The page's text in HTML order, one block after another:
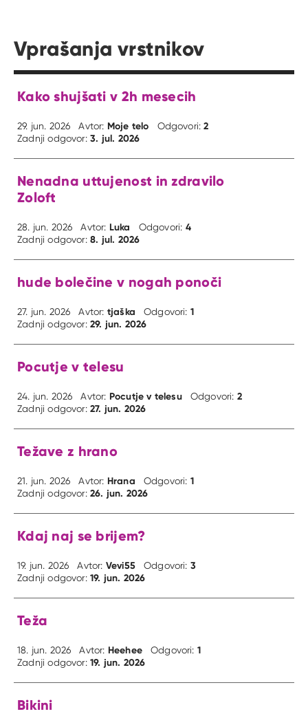
Vprašanja vrstnikov
Kako shujšati v 2h mesecih
29. jun. 2026 Avtor: Moje telo Odgovori:2
Zadnji odgovor:3. jul. 2026
Nenadna uttujenost in zdravilo
Zoloft
28. jun. 2026 Avtor: Luka Odgovori: 4
Zadnji odgovor:8. jul. 2026
hude bolečine v nogah ponoči
27. jun. 2026 Avtor: tjaška Odgovori: 1
Zadnji odgovor:29. jun. 2026
Pocutje v telesu
24. jun. 2026 Avtor: Pocutje v telesu Odgovori: 2
Zadnji odgovor:27. jun. 2026
Težave z hrano
21. jun. 2026 Avtor: Hrana Odgovori: 1
Zadnji odgovor:26. jun. 2026
Kdaj naj se brijem?
19. jun. 2026 Avtor: Vevi55 Odgovori: 3
Zadnji odgovor:19. jun. 2026
Teža
18. jun. 2026 Avtor: Heehee Odgovori: 1
Zadnji odgovor:19. jun. 2026
Bikini